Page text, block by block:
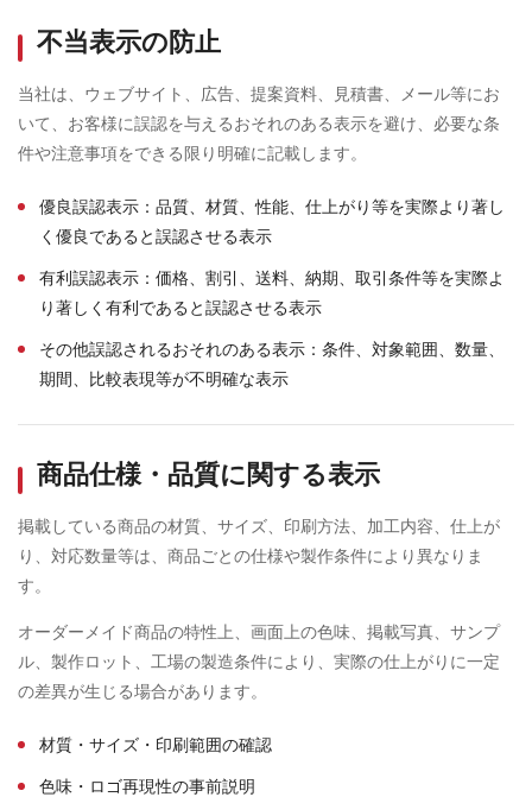
不当表示の防止
当社は、ウェブサイト、広告、提案資料、見積書、メール等にお
いて、お客様に誤認を与えるおそれのある表示を避け、必要な条
件や注意事項をできる限り明確に記載します。
優良誤認表示：品質、材質、性能、仕上がり等を実際より著し
く優良であると誤認させる表示
有利誤認表示：価格、割引、送料、納期、取引条件等を実際よ
り著しく有利であると誤認させる表示
その他誤認されるおそれのある表示：条件、対象範囲、数量、
期間、比較表現等が不明確な表示
商品仕様・品質に関する表示
掲載している商品の材質、サイズ、印刷方法、加工内容、仕上が
り、対応数量等は、商品ごとの仕様や製作条件により異なりま
す。
オーダーメイド商品の特性上、画面上の色味、掲載写真、サンプ
ル、製作ロット、工場の製造条件により、実際の仕上がりに一定
の差異が生じる場合があります。
材質・サイズ・印刷範囲の確認
色味・ロゴ再現性の事前説明